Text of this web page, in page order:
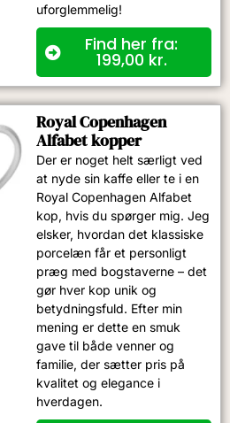
uforglemmelig!
Find her fra:
199,00 kr.
Royal Copenhagen
Alfabet kopper
Der er noget helt særligt ved
at nyde sin kaffe eller te i en
Royal Copenhagen Alfabet
kop, hvis du spørger mig. Jeg
elsker, hvordan det klassiske
porcelæn får et personligt
præg med bogstaverne – det
gør hver kop unik og
betydningsfuld. Efter min
mening er dette en smuk
gave til både venner og
familie, der sætter pris på
kvalitet og elegance i
hverdagen.